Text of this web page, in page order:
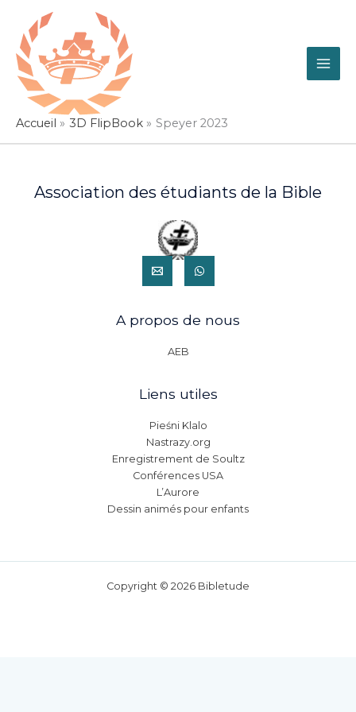
contenu
Accueil 3D FlipBook Speyer 2023
Association des étudiants de la Bible
A propos de nous
AEB
Liens utiles
Pieśni Klalo
Nastrazy.org
Enregistrement de Soultz
Conférences USA
L’Aurore
Dessin animés pour enfants
Copyright © 2026 Bibletude